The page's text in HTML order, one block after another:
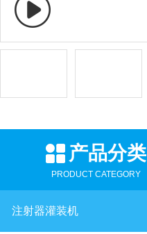
产品分类
PRODUCT CATEGORY
注射器灌装机